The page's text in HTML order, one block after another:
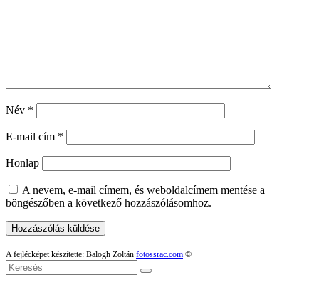
Név *
E-mail cím *
Honlap
A nevem, e-mail címem, és weboldalcímem mentése a
böngészőben a következő hozzászólásomhoz.
A fejlécképet készítette: Balogh Zoltán fotossrac.com ©
Keresés